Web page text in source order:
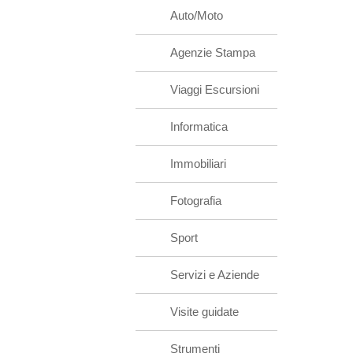
Auto/Moto
Agenzie Stampa
Viaggi Escursioni
Informatica
Immobiliari
Fotografia
Sport
Servizi e Aziende
Visite guidate
Strumenti